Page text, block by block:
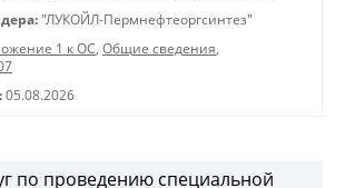
"ЛУКОЙЛ-Пермнефтеоргсинтез"
1 к ОС, Общие сведения,
05.08.2026
по проведению специальной